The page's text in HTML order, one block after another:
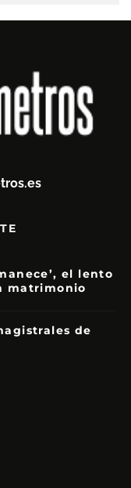
el lento
matrimonio
de